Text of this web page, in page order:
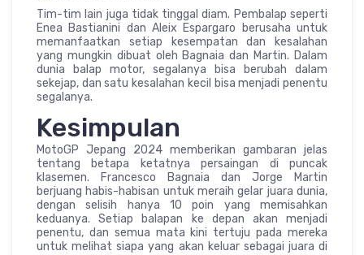
Tim-tim lain juga tidak tinggal diam. Pembalap seperti
Enea Bastianini dan Aleix Espargaro berusaha untuk
memanfaatkan setiap kesempatan dan kesalahan
yang mungkin dibuat oleh Bagnaia dan Martin. Dalam
dunia balap motor, segalanya bisa berubah dalam
sekejap, dan satu kesalahan kecil bisa menjadi penentu
segalanya.
Kesimpulan
MotoGP Jepang 2024 memberikan gambaran jelas
tentang betapa ketatnya persaingan di puncak
klasemen. Francesco Bagnaia dan Jorge Martin
berjuang habis-habisan untuk meraih gelar juara dunia,
dengan selisih hanya 10 poin yang memisahkan
keduanya. Setiap balapan ke depan akan menjadi
penentu, dan semua mata kini tertuju pada mereka
untuk melihat siapa yang akan keluar sebagai juara di